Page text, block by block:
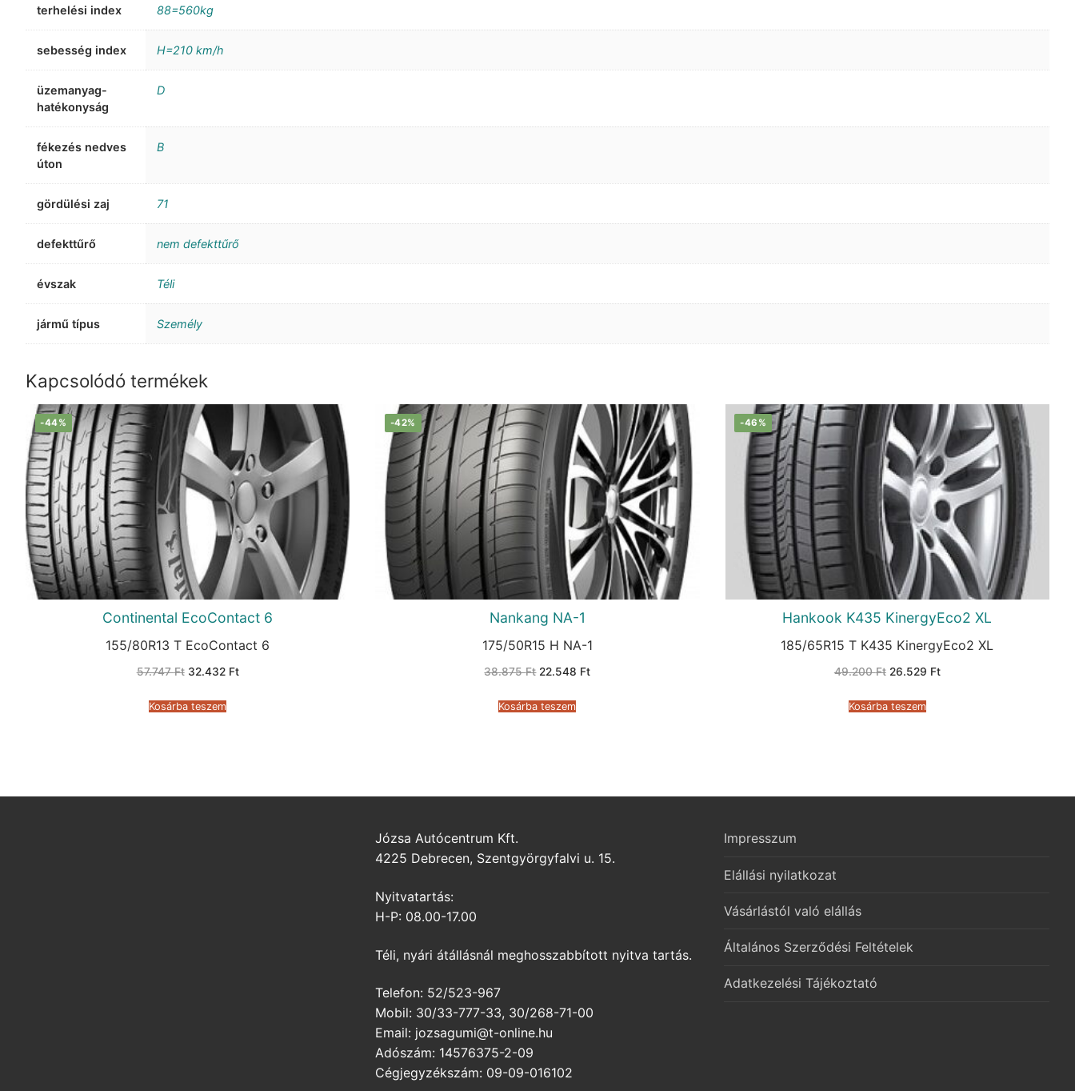
terhelési index 88=560kg
sebesség index H=210 km/h
üzemanyag-
hatékonyság
D
fékezés nedves
úton
B
gördülési zaj 71
defekttűrő nem defekttűrő
évszak Téli
jármű típus Személy
Kapcsolódó termékek
-44%
Continental EcoContact 6
155/80R13 T EcoContact 6
57.747Ft Original
57.747 Ft.
32.432 FtCurrent
Kosárba teszem
-42%
Nankang NA-1
175/50R15 H NA-1
38.875Ft Original
38.875 Ft.
22.548 FtCurrent
Kosárba teszem
-46%
Hankook K435 KinergyEco2 XL
185/65R15 T K435 KinergyEco2 XL
49.200Ft Original
49.200 Ft.
26.529 FtCurrent
Kosárba teszem
Józsa Autócentrum Kft.
4225 Debrecen, Szentgyörgyfalvi u. 15.
Nyitvatartás:
H-P: 08.00-17.00
Téli, nyári átállásnál meghosszabbított nyitva tartás.
Telefon: 52/523-967
Mobil: 30/33-777-33, 30/268-71-00
Email: jozsagumi@t-online.hu
Adószám: 14576375-2-09
Cégjegyzékszám: 09-09-016102
Impresszum
Elállási nyilatkozat
Vásárlástól való elállás
Általános Szerződési Feltételek
Adatkezelési Tájékoztató